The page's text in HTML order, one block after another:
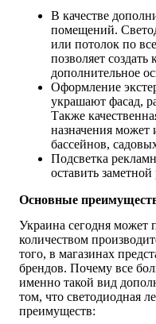
В качестве
помещений.
или потолок по
позволяет
дополнительное
Оформление
украшают фасад,
Также
назначения может
бассейнов,
Подсветка
оставить
Основные
Украина сегодня может
количеством
того, в магазинах
брендов. Почему все
именно такой вид
том, что светодиодная
преимуществ: